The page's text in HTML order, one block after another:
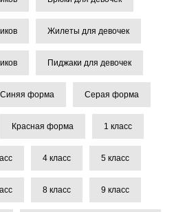
Жилеты для девочек
Пиджаки для девочек
Синяя форма Серая форма
Красная форма 1 класс
4 класс 5 класс
8 класс 9 класс